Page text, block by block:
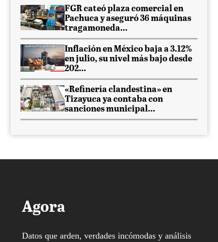
FGR cateó plaza comercial en
Pachuca y aseguró 36 máquinas
tragamoneda...
Inflación en México baja a 3.12%
en julio, su nivel más bajo desde
202...
«Refinería clandestina» en
Tizayuca ya contaba con
sanciones municipal...
Agora
Datos que arden, verdades incómodas y análisis